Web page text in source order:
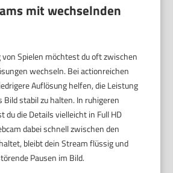
mit wechselnden
Spielen möchtest du oft zwischen
wechseln. Bei actionreichen
Auflösung helfen, die Leistung
Bild stabil zu halten. In ruhigeren
die Details vielleicht in Full HD
dabei schnell zwischen den
bleibt dein Stream flüssig und
Pausen im Bild.